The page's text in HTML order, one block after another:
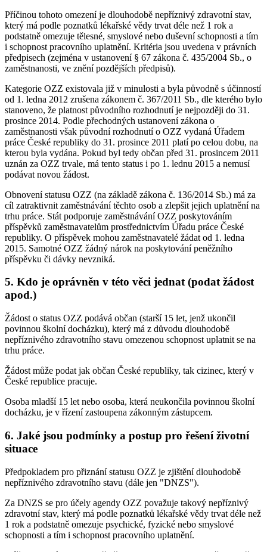
Příčinou tohoto omezení je dlouhodobě nepříznivý zdravotní stav,
který má podle poznatků lékařské vědy trvat déle než 1 rok a
podstatně omezuje tělesné, smyslové nebo duševní schopnosti a tím
i schopnost pracovního uplatnění. Kritéria jsou uvedena v právních
předpisech (zejména v ustanovení § 67 zákona č. 435/2004 Sb., o
zaměstnanosti, ve znění pozdějších předpisů).
Kategorie OZZ existovala již v minulosti a byla původně s účinností
od 1. ledna 2012 zrušena zákonem č. 367/2011 Sb., dle kterého bylo
stanoveno, že platnost původního rozhodnutí je nejpozději do 31.
prosince 2014. Podle přechodných ustanovení zákona o
zaměstnanosti však původní rozhodnutí o OZZ vydaná Úřadem
práce České republiky do 31. prosince 2011 platí po celou dobu, na
kterou byla vydána. Pokud byl tedy občan před 31. prosincem 2011
uznán za OZZ trvale, má tento status i po 1. lednu 2015 a nemusí
podávat novou žádost.
Obnovení statusu OZZ (na základě zákona č. 136/2014 Sb.) má za
cíl zatraktivnit zaměstnávání těchto osob a zlepšit jejich uplatnění na
trhu práce. Stát podporuje zaměstnávání OZZ poskytováním
příspěvků zaměstnavatelům prostřednictvím Úřadu práce České
republiky. O příspěvek mohou zaměstnavatelé žádat od 1. ledna
2015. Samotné OZZ žádný nárok na poskytování peněžního
příspěvku či dávky nevzniká.
5. Kdo je oprávněn v této věci jednat (podat žádost
apod.)
Žádost o status OZZ podává občan (starší 15 let, jenž ukončil
povinnou školní docházku), který má z důvodu dlouhodobě
nepříznivého zdravotního stavu omezenou schopnost uplatnit se na
trhu práce.
Žádost může podat jak občan České republiky, tak cizinec, který v
České republice pracuje.
Osoba mladší 15 let nebo osoba, která neukončila povinnou školní
docházku, je v řízení zastoupena zákonným zástupcem.
6. Jaké jsou podmínky a postup pro řešení životní
situace
Předpokladem pro přiznání statusu OZZ je zjištění dlouhodobě
nepříznivého zdravotního stavu (dále jen "DNZS").
Za DNZS se pro účely agendy OZZ považuje takový nepříznivý
zdravotní stav, který má podle poznatků lékařské vědy trvat déle než
1 rok a podstatně omezuje psychické, fyzické nebo smyslové
schopnosti a tím i schopnost pracovního uplatnění.